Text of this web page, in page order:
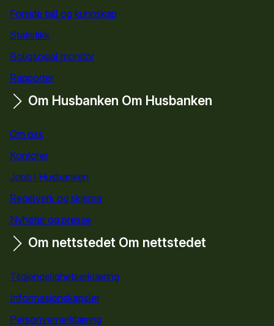
Forside tall og kunnskap
Statistikk
Boligsosial monitor
Rapporter
Om Husbanken Om Husbanken
Om oss
Kontorer
Jobb i Husbanken
Regelverk og skjema
Nyheter og presse
Om nettstedet Om nettstedet
Tilgjengelighetserklæring
Informasjonskapsler
Personvernerklæring